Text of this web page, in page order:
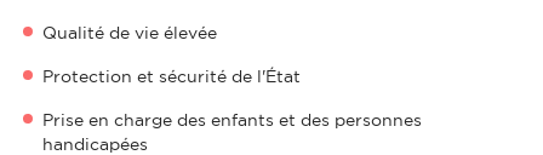
Qualité de vie élevée
Protection et sécurité de l'État
Prise en charge des enfants et des personnes
handicapées